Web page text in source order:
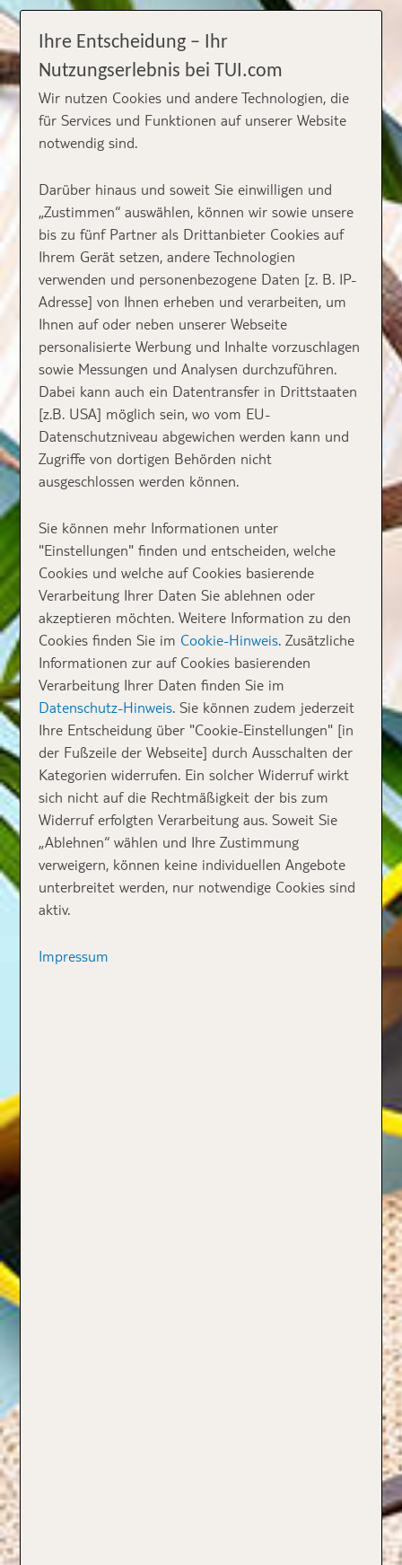
Ihre Entscheidung – Ihr
Nutzungserlebnis bei TUI.com
Wir nutzen Cookies und andere Technologien, die
für Services und Funktionen auf unserer Website
notwendig sind.
Darüber hinaus und soweit Sie einwilligen und
„Zustimmen“ auswählen, können wir sowie unsere
bis zu fünf Partner als Drittanbieter Cookies auf
Ihrem Gerät setzen, andere Technologien
verwenden und personenbezogene Daten [z. B. IP-
Adresse] von Ihnen erheben und verarbeiten, um
Ihnen auf oder neben unserer Webseite
personalisierte Werbung und Inhalte vorzuschlagen
sowie Messungen und Analysen durchzuführen.
Dabei kann auch ein Datentransfer in Drittstaaten
[z.B. USA] möglich sein, wo vom EU-
Datenschutzniveau abgewichen werden kann und
Zugriffe von dortigen Behörden nicht
ausgeschlossen werden können.
Sie können mehr Informationen unter
"Einstellungen" finden und entscheiden, welche
Cookies und welche auf Cookies basierende
Verarbeitung Ihrer Daten Sie ablehnen oder
akzeptieren möchten. Weitere Information zu den
Cookies finden Sie im Cookie-Hinweis. Zusätzliche
Informationen zur auf Cookies basierenden
Verarbeitung Ihrer Daten finden Sie im
Datenschutz-Hinweis. Sie können zudem jederzeit
Ihre Entscheidung über "Cookie-Einstellungen" [in
der Fußzeile der Webseite] durch Ausschalten der
Kategorien widerrufen. Ein solcher Widerruf wirkt
sich nicht auf die Rechtmäßigkeit der bis zum
Widerruf erfolgten Verarbeitung aus. Soweit Sie
„Ablehnen“ wählen und Ihre Zustimmung
verweigern, können keine individuellen Angebote
unterbreitet werden, nur notwendige Cookies sind
aktiv.
Impressum